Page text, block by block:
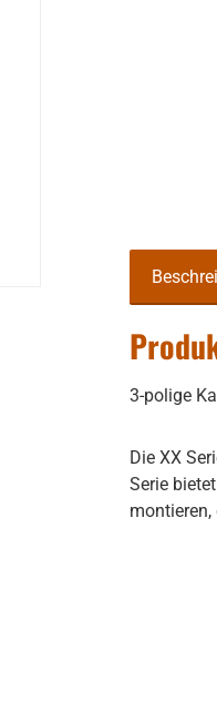
3-polige
Die XX
Serie